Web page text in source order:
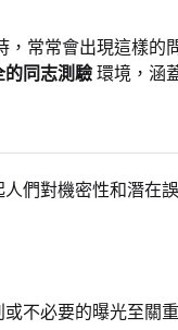
，常常會出現這樣的
的同志測驗 環境，涵
們對機密性和潛在
不必要的曝光至關重